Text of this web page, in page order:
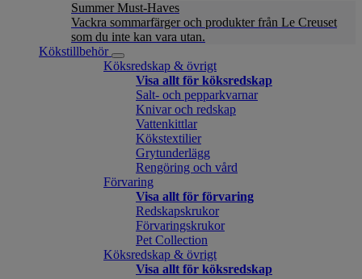
Summer Must-Haves
Vackra sommarfärger och produkter från Le Creuset
som du inte kan vara utan.
Kökstillbehör
Köksredskap & övrigt
Visa allt för köksredskap
Salt- och pepparkvarnar
Knivar och redskap
Vattenkittlar
Kökstextilier
Grytunderlägg
Rengöring och vård
Förvaring
Visa allt för förvaring
Redskapskrukor
Förvaringskrukor
Pet Collection
Köksredskap & övrigt
Visa allt för köksredskap